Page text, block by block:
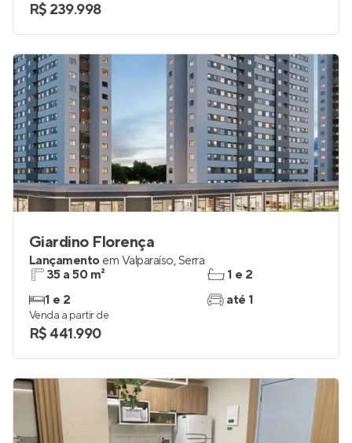
R$ 239.998
Giardino Florença
Lançamento em Valparaíso,Serra
35 a 50 m²
1 e 2
1 e 2
até 1
Venda a partir de
R$ 441.990